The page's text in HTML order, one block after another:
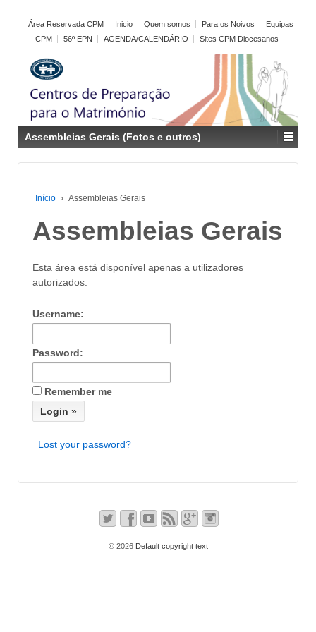
Área Reservada CPM Inicio Quem somos Para os Noivos
Equipas
CPM
56º EPN AGENDA/CALENDÁRIO Sites CPM Diocesanos
Assembleias Gerais (Fotos e outros)
Início › Assembleias Gerais
Assembleias Gerais
Esta área está disponível apenas a utilizadores
autorizados.
Username:
Password:
Remember me
Lost your password?
© 2026Default copyright text